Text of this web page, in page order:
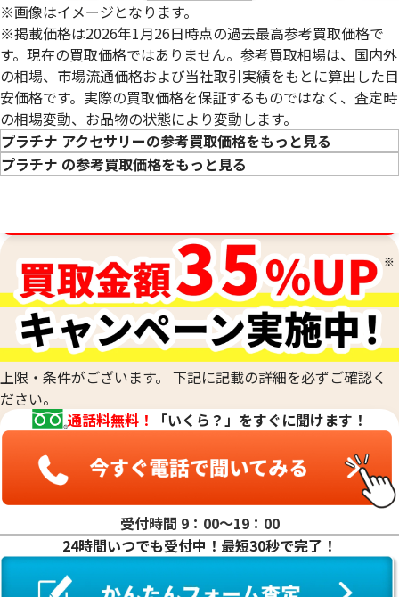
グまとめ
50.0g
参考買取価格
760,400円
52.7g
参考買取価格
697,800円
※画像はイメージとなります。
※掲載価格は2026年1月26日時点の過去最高参考買取価格で
す。現在の買取価格ではありません。参考買取相場は、国内外
の相場、市場流通価格および当社取引実績をもとに算出した目
安価格です。実際の買取価格を保証するものではなく、査定時
の相場変動、お品物の状態により変動します。
プラチナ アクセサリーの参考買取価格をもっと見る
プラチナ の参考買取価格をもっと見る
上限・条件がございます。 下記に記載の詳細を必ずご確認く
ださい。
通話料無料！
「いくら？」をすぐに聞けます！
受付時間 9：00〜19：00
24時間いつでも受付中！最短30秒で完了！